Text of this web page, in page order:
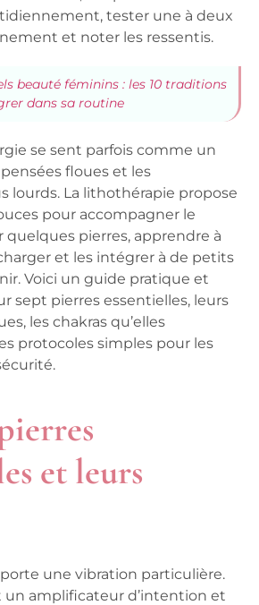
tester une à deux
et noter les ressentis.
beauté féminins : les 10 traditions
dans sa routine
se sent parfois comme un
floues et les
lourds. La lithothérapie propose
pour accompagner le
quelques pierres, apprendre à
et les intégrer à de petits
Voici un guide pratique et
sept pierres essentielles, leurs
les chakras qu’elles
protocoles simples pour les
et leurs
une vibration particulière.
un amplificateur d’intention et